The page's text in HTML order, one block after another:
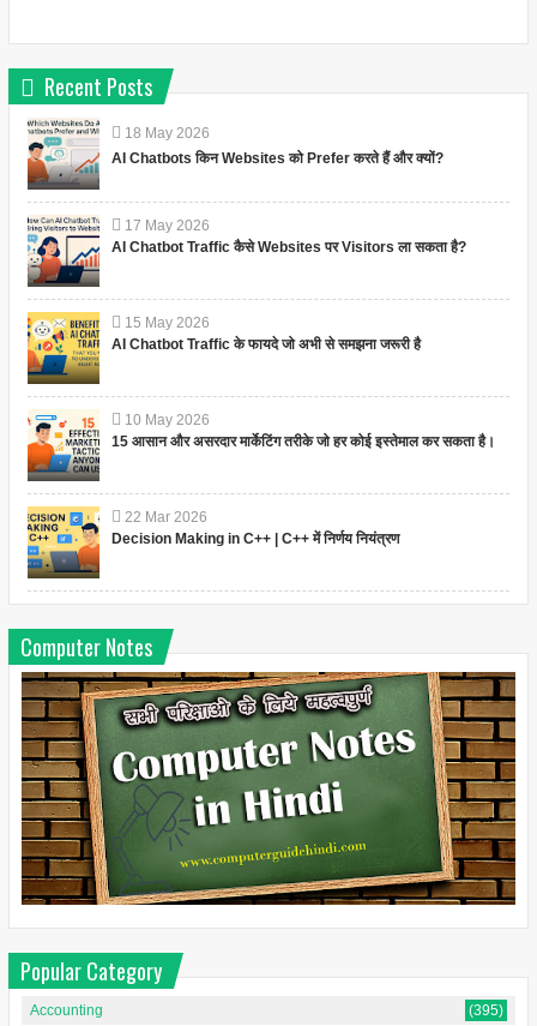
Recent Posts
18 May 2026
AI Chatbots किन Websites को Prefer करते हैं और क्यों?
17 May 2026
AI Chatbot Traffic कैसे Websites पर Visitors ला सकता है?
15 May 2026
AI Chatbot Traffic के फायदे जो अभी से समझना जरूरी है
10 May 2026
15 आसान और असरदार मार्केटिंग तरीके जो हर कोई इस्तेमाल कर सकता है।
22 Mar 2026
Decision Making in C++ | C++ में निर्णय नियंत्रण
Computer Notes
Popular Category
Accounting (395)